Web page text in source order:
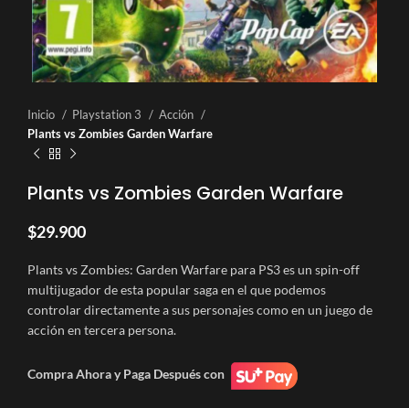
Inicio Playstation 3
Acción
Plants vs Zombies Garden Warfare
Plants vs Zombies Garden Warfare
$29.900
Plants vs Zombies: Garden Warfare para PS3 es un spin-off
multijugador de esta popular saga en el que podemos
controlar directamente a sus personajes como en un juego de
acción en tercera persona.
Compra Ahora y Paga Después con